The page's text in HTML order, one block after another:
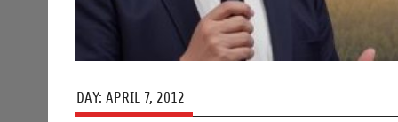
DAY: APRIL 7, 2012